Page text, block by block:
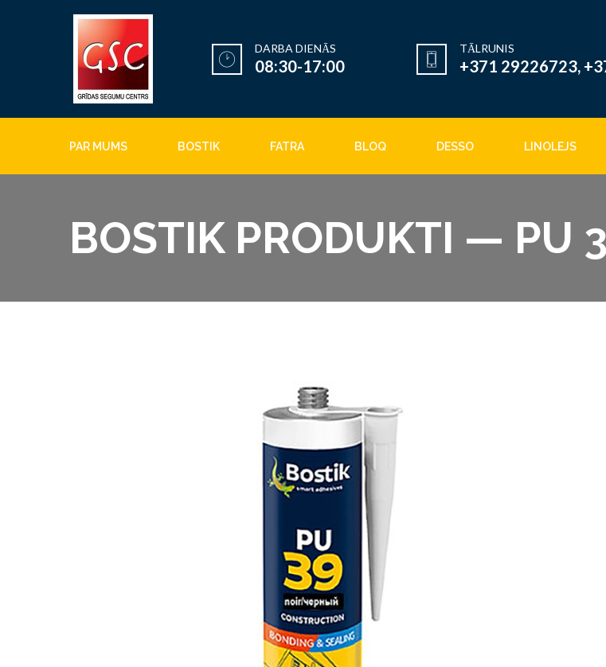
DARBA DIENĀS
08:30-17:00
TĀLRUNIS
+371 29226723,
PAR MUMS BOSTIK FATRA BLOQ DESSO LINOLEJS
BOSTIK PRODUKTI — PU